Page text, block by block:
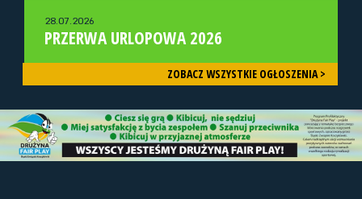
28.07.2026
PRZERWA URLOPOWA 2026
ZOBACZ WSZYSTKIE OGŁOSZENIA >